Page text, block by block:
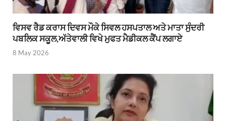
ਵਿਸਵ ਰੈਡ ਕਰਾਸ ਦਿਵਸ ਮੌਕੇ ਸਿਵਲ ਹਸਪਤਾਲ ਅਤੇ ਮਾਤਾ ਸੁੰਦਰੀ
ਪਬਲਿਕ ਸਕੂਲ,ਅੱਤੇਵਾਲੀ ਵਿਖੇ ਮੁਫਤ ਮੈਡੀਕਲ ਕੈਂਪ ਲਗਾਏ
8 May 2026